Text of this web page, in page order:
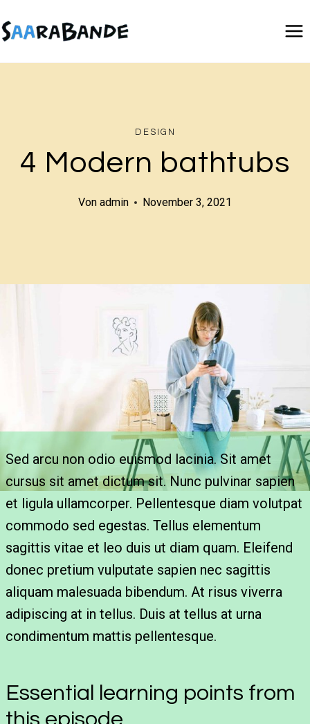
Inhalt
DESIGN
4 Modern bathtubs
Von admin November 3, 2021
Sed arcu non odio euismod lacinia. Sit amet
cursus sit amet dictum sit. Nunc pulvinar sapien
et ligula ullamcorper. Pellentesque diam volutpat
commodo sed egestas. Tellus elementum
sagittis vitae et leo duis ut diam quam. Eleifend
donec pretium vulputate sapien nec sagittis
aliquam malesuada bibendum. At risus viverra
adipiscing at in tellus. Duis at tellus at urna
condimentum mattis pellentesque.
Essential learning points from
this episode